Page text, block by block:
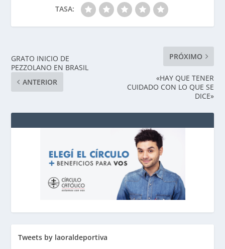
TASA:
GRATO INICIO DE
PEZZOLANO EN BRASIL
ANTERIOR
PRÓXIMO
«HAY QUE TENER
CUIDADO CON LO QUE SE
DICE»
Tweets by laoraldeportiva